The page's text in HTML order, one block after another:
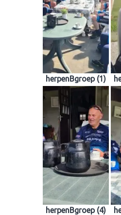
herpenBgroep (1)
herpenBgroep (4)